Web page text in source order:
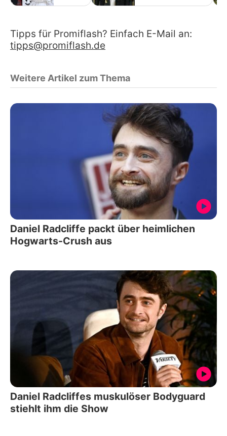
Tipps für Promiflash? Einfach E-Mail an:
tipps@promiflash.de
Weitere Artikel zum Thema
Daniel Radcliffe packt über heimlichen
Hogwarts-Crush aus
Daniel Radcliffes muskulöser Bodyguard
stiehlt ihm die Show